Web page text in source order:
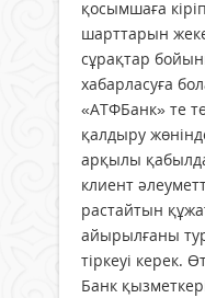
қосымшаға
шарттарын
сұрақтар
хабарласуға
«АТФБанк» те
қалдыру
арқылы
клиент
растайтын
айырылғаны
тіркеуі керек.
Банк